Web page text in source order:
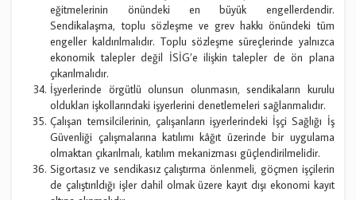
eğitmelerinin önündeki en büyük engellerdendir.
Sendikalaşma, toplu sözleşme ve grev hakkı önündeki tüm
engeller kaldırılmalıdır. Toplu sözleşme süreçlerinde yalnızca
ekonomik talepler değil İSİG’e ilişkin talepler de ön plana
çıkarılmalıdır.
İşyerlerinde örgütlü olunsun olunmasın, sendikaların kurulu
oldukları işkollarındaki işyerlerini denetlemeleri sağlanmalıdır.
Çalışan temsilcilerinin, çalışanların işyerlerindeki İşçi Sağlığı İş
Güvenliği çalışmalarına katılımı kâğıt üzerinde bir uygulama
olmaktan çıkarılmalı, katılım mekanizması güçlendirilmelidir.
Sigortasız ve sendikasız çalıştırma önlenmeli, göçmen işçilerin
de çalıştırıldığı işler dahil olmak üzere kayıt dışı ekonomi kayıt